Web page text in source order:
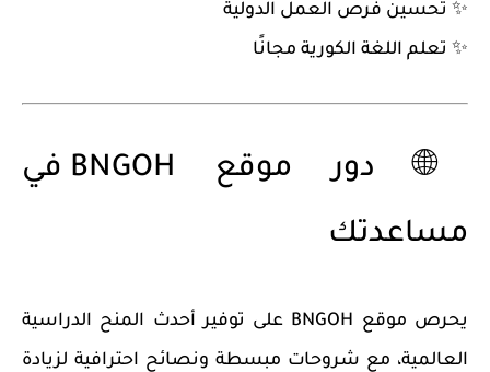
✨ تحسين فرص العمل الدولية
✨ تعلم اللغة الكورية مجانًا
🌐 دور موقع BNGOH في
مساعدتك
يحرص موقع BNGOH على توفير أحدث المنح الدراسية
العالمية، مع شروحات مبسطة ونصائح احترافية لزيادة